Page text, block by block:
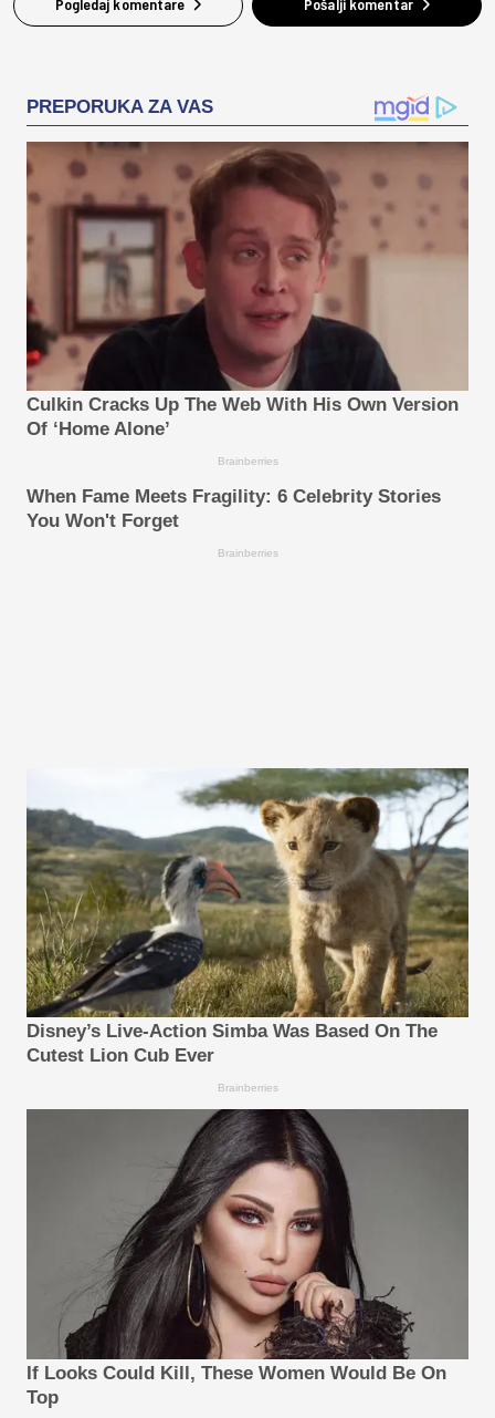
Pogledaj komentare Pošalji komentar
PREPORUKA ZA VAS
Culkin Cracks Up The Web With His Own Version
Of ‘Home Alone’
Brainberries
When Fame Meets Fragility: 6 Celebrity Stories
You Won't Forget
Brainberries
Disney’s Live-Action Simba Was Based On The
Cutest Lion Cub Ever
Brainberries
If Looks Could Kill, These Women Would Be On
Top